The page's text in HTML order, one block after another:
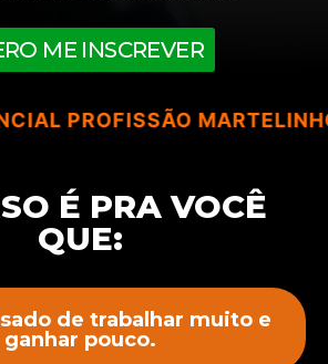
ME INSCREVER
MARTELINHO DE
É PRA VOCÊ
QUE:
de trabalhar muito e
ganhar pouco.